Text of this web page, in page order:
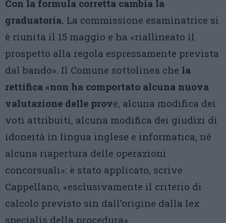
Con la formula corretta cambia la
graduatoria. La commissione esaminatrice si
è riunita il 15 maggio e ha «riallineato il
prospetto alla regola espressamente prevista
dal bando». Il Comune sottolinea che la
rettifica «non ha comportato alcuna nuova
valutazione delle prove, alcuna modifica dei
voti attribuiti, alcuna modifica dei giudizi di
idoneità in lingua inglese e informatica, né
alcuna riapertura delle operazioni
concorsuali»: è stato applicato, scrive
Cappellano, «esclusivamente il criterio di
calcolo previsto sin dall’origine dalla lex
specialis della procedura».